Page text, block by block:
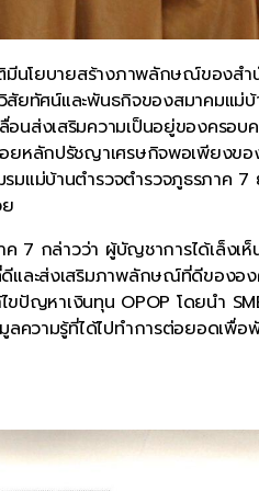
โยบายสร้างภาพลักษณ์ของสำ
ยทัศน์และพันธกิจของสมาคมแม่
ส่งเสริมความเป็นอยู่ของครอบ
หลักปรัชญาเศรษกิจพอเพียงขอ
แม่บ้านตำรวจตำรวจภูธรภาค
7 กล่าวว่า ผู้บัญชาการได้เล็ง
ละส่งเสริมภาพลักษณ์ที่ดีของอ
ขปัญหาเงินทุน OPOP โดยนำ
มูลความรู้ที่ได้ไปทำการต่อยอด